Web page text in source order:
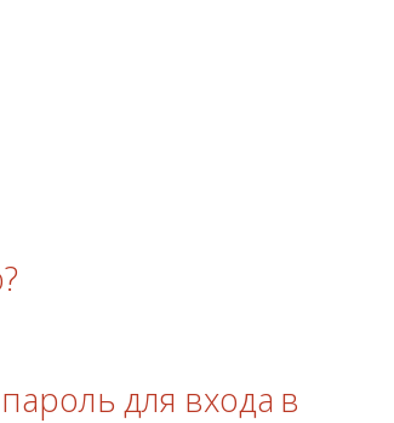
для входа в